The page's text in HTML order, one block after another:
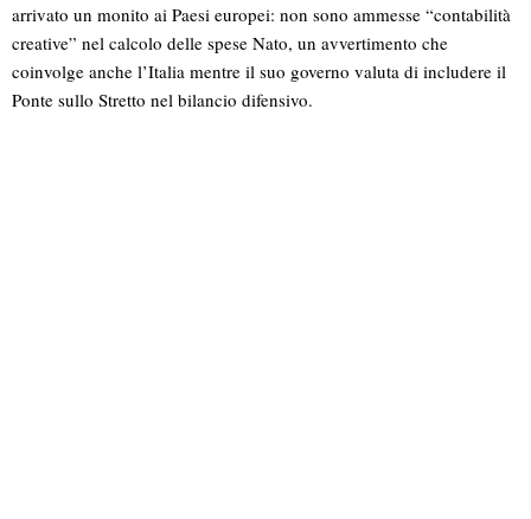
arrivato un monito ai Paesi europei: non sono ammesse “contabilità
creative” nel calcolo delle spese Nato, un avvertimento che
coinvolge anche l’Italia mentre il suo governo valuta di includere il
Ponte sullo Stretto nel bilancio difensivo.